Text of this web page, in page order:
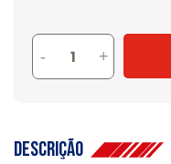
- +
Descrição